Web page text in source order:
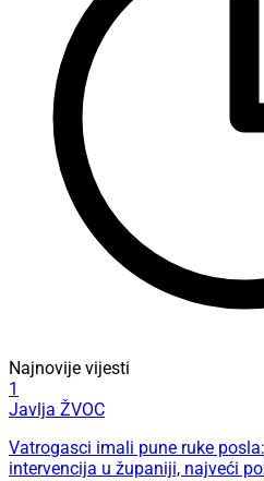
Najnovije vijesti
1
Javlja ŽVOC
Vatrogasci imali pune ruke
intervencija u županiji, najveći